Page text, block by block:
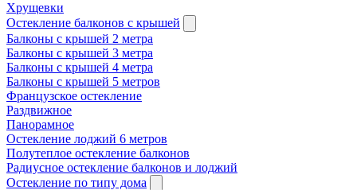
Хрущевки
Остекление балконов с крышей
Балконы с крышей 2 метра
Балконы с крышей 3 метра
Балконы с крышей 4 метра
Балконы с крышей 5 метров
Французское остекление
Раздвижное
Панорамное
Остекление лоджий 6 метров
Полутеплое остекление балконов
Радиусное остекление балконов и лоджий
Остекление по типу дома